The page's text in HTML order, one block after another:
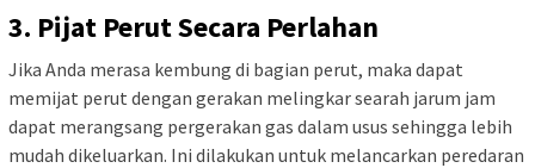
3. Pijat Perut Secara Perlahan
Jika Anda merasa kembung di bagian perut, maka dapat
memijat perut dengan gerakan melingkar searah jarum jam
dapat merangsang pergerakan gas dalam usus sehingga lebih
mudah dikeluarkan. Ini dilakukan untuk melancarkan peredaran